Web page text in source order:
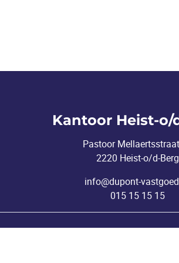
Kantoor Heist-o/
Pastoor
2220 Heist-o/d-Berg
info@dupont-
015 15 15 15